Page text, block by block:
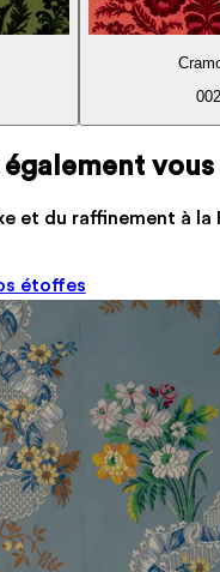
002
et du raffinement à
étoffes